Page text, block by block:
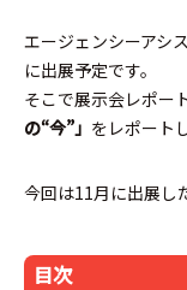
エージェンシーアシ
に出展予定です。
そこで展示会レポー
の“今”」 をレポート
今回は11月に出展し
目次